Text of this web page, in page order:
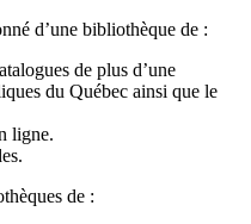
d’une bibliothèque de :
de plus d’une
du Québec ainsi que le
ligne.
de :